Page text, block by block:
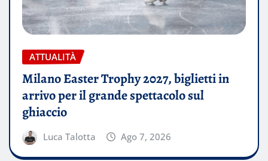
ATTUALITÀ
Milano Easter Trophy 2027, biglietti in
arrivo per il grande spettacolo sul
ghiaccio
Luca Talotta Ago 7, 2026